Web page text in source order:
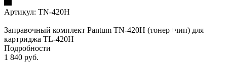
Артикул: TN-420H
Заправочный комплект Pantum TN-420H (тонер+чип) для
картриджа TL-420H
Подробности
1 840 руб.